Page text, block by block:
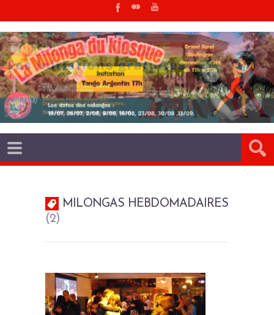
MILONGAS HEBDOMADAIRES
2